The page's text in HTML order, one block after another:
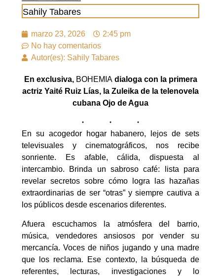
Sahily Tabares
marzo 23, 2026
2:45 pm
No hay comentarios
Autor(es): Sahily Tabares
En exclusiva, BOHEMIAdialoga con la primera
actriz Yaité Ruiz Lías, la Zuleika de la telenovela
cubana Ojo de Agua
En su acogedor hogar habanero, lejos de sets
televisuales y cinematográficos, nos recibe
sonriente. Es afable, cálida, dispuesta al
intercambio. Brinda un sabroso café: lista para
revelar secretos sobre cómo logra las hazañas
extraordinarias de ser “otras” y siempre cautiva a
los públicos desde escenarios diferentes.
Afuera escuchamos la atmósfera del barrio,
música, vendedores ansiosos por vender su
mercancía. Voces de niños jugando y una madre
que los reclama. Ese contexto, la búsqueda de
referentes, lecturas, investigaciones y lo